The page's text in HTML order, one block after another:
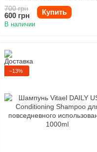
волос 300ml
700 грн
600 грн Купить
В наличии
−13%